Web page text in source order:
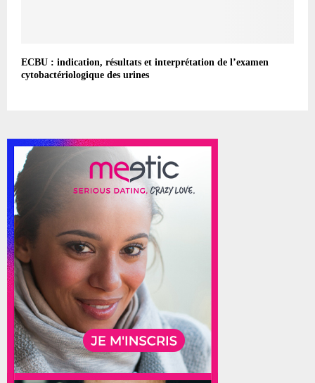
ECBU : indication, résultats et interprétation de l’examen
cytobactériologique des urines